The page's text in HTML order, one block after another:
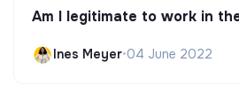
Am I legitimate to work in
Ines Meyer•04 June 2022